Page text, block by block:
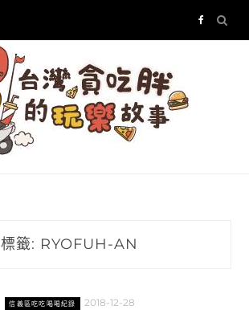
標籤: RYOFUH-AN
信義區吃吃喝喝紀錄 2018-12-28